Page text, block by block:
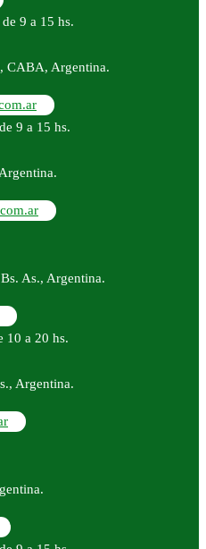
9 a 15 hs.
CABA, Argentina.
9 a 15 hs.
As., Argentina.
10 a 20 hs.
Argentina.